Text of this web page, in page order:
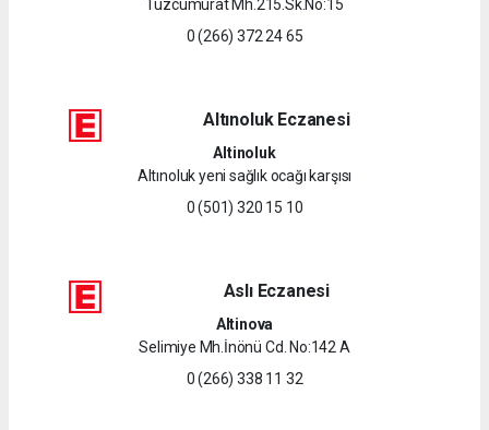
Tuzcumurat Mh.215.Sk.No:15
0 (266) 372 24 65
Altınoluk Eczanesi
Altinoluk
Altınoluk yeni sağlık ocağı karşısı
0 (501) 320 15 10
Aslı Eczanesi
Altinova
Selimiye Mh.İnönü Cd. No:142 A
0 (266) 338 11 32